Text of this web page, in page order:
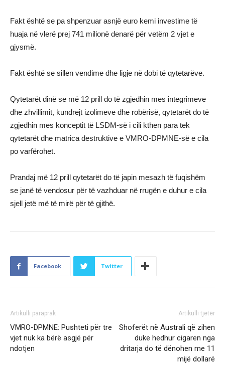
Fakt është se pa shpenzuar asnjë euro kemi investime të
huaja në vlerë prej 741 milionë denarë për vetëm 2 vjet e
gjysmë.
Fakt është se sillen vendime dhe ligje në dobi të qytetarëve.
Qytetarët dinë se më 12 prill do të zgjedhin mes integrimeve
dhe zhvillimit, kundrejt izolimeve dhe robërisë, qytetarët do të
zgjedhin mes konceptit të LSDM-së i cili kthen para tek
qytetarët dhe matrica destruktive e VMRO-DPMNE-së e cila
po varfërohet.
Prandaj më 12 prill qytetarët do të japin mesazh të fuqishëm
se janë të vendosur për të vazhduar në rrugën e duhur e cila
sjell jetë më të mirë për të gjithë.
Facebook Twitter
Artikulli paraprak
VMRO-DPMNE: Pushteti për tre
vjet nuk ka bërë asgjë për
ndotjen
Artikulli tjetër
Shoferët në Australi që zihen
duke hedhur cigaren nga
dritarja do të dënohen me 11
mijë dollarë